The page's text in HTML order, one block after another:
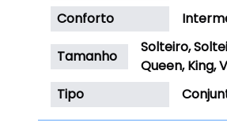
Conforto
Tamanho
Solteiro,
Queen, King,
Tipo